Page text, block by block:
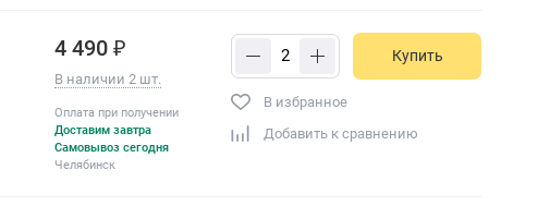
4 490 ₽
В наличии 2 шт.
Оплата при получении
Доставим завтра
Самовывоз сегодня
Челябинск
Купить
В избранное
Добавить к сравнению